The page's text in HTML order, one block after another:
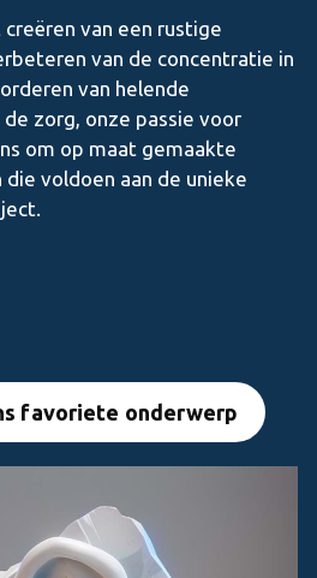
van een rustige
van de concentratie in
van helende
zorg, onze passie voor
om op maat gemaakte
voldoen aan de unieke
favoriete onderwerp